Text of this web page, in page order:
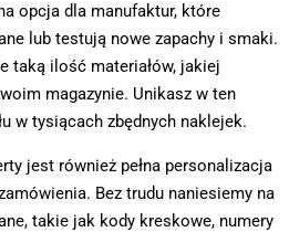
opcja dla manufaktur, które
lub testują nowe zapachy i smaki.
taką ilość materiałów, jakiej
magazynie. Unikasz w ten
w tysiącach zbędnych naklejek.
jest również pełna personalizacja
Bez trudu naniesiemy na
takie jak kody kreskowe, numery